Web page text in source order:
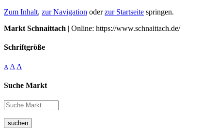
Zum Inhalt, zur Navigation oderzur Startseite springen.
Markt Schnaittach | Online: https://www.schnaittach.de/
Schriftgröße
A A A
Suche Markt
suchen